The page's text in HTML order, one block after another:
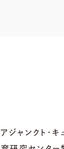
ャンクト・キ